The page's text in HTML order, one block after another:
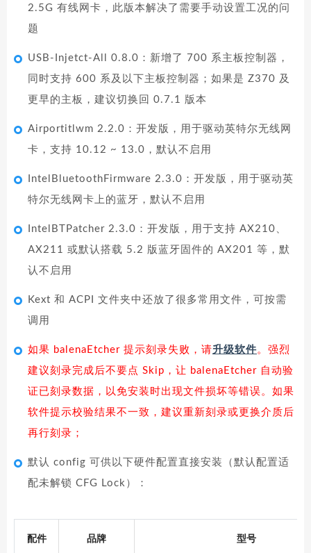
2.5G 有线网卡，此版本解决了需要手动设置工况的问
题
USB-Injetct-All 0.8.0：新增了 700 系主板控制器，
同时支持 600 系及以下主板控制器；如果是 Z370 及
更早的主板，建议切换回 0.7.1 版本
Airportitlwm 2.2.0：开发版，用于驱动英特尔无线网
卡，支持 10.12 ~ 13.0，默认不启用
IntelBluetoothFirmware 2.3.0：开发版，用于驱动英
特尔无线网卡上的蓝牙，默认不启用
IntelBTPatcher 2.3.0：开发版，用于支持 AX210、
AX211 或默认搭载 5.2 版蓝牙固件的 AX201 等，默
认不启用
Kext 和 ACPI 文件夹中还放了很多常用文件，可按需
调用
如果 balenaEtcher 提示刻录失败，请升级软件。强烈
建议刻录完成后不要点 Skip，让 balenaEtcher 自动验
证已刻录数据，以免安装时出现文件损坏等错误。如果
软件提示校验结果不一致，建议重新刻录或更换介质后
再行刻录；
默认 config 可供以下硬件配置直接安装（默认配置适
配未解锁 CFG Lock）：
配件 品牌 型号